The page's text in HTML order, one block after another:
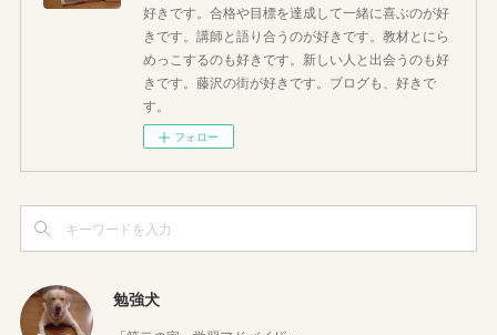
好きです。合格や目標を達成して一緒に喜ぶのが好
きです。講師と語り合うのが好きです。教材とにら
めっこするのも好きです。新しい人と出会うのも好
きです。藤沢の街が好きです。ブログも、好きで
す。
フォロー
勉強犬